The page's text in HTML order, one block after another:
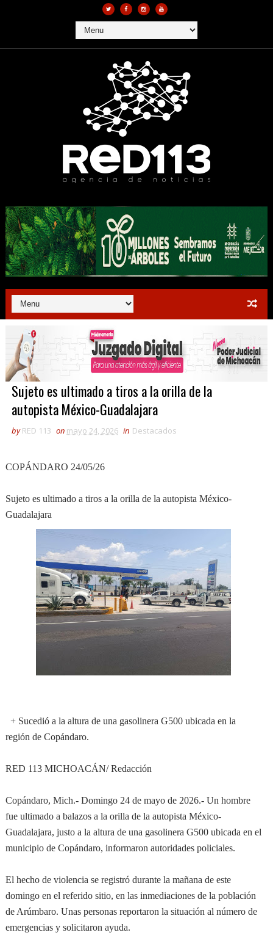
Sujeto es ultimado a tiros a la orilla de la
autopista México-Guadalajara
by RED 113 on mayo 24, 2026 in Destacados
COPÁNDARO 24/05/26
Sujeto es ultimado a tiros a la orilla de la autopista México-
Guadalajara
+ Sucedió a la altura de una gasolinera G500 ubicada en la
región de Copándaro.
RED 113 MICHOACÁN/ Redacción
Copándaro, Mich.- Domingo 24 de mayo de 2026.- Un hombre
fue ultimado a balazos a la orilla de la autopista México-
Guadalajara, justo a la altura de una gasolinera G500 ubicada en el
municipio de Copándaro, informaron autoridades policiales.
El hecho de violencia se registró durante la mañana de este
domingo en el referido sitio, en las inmediaciones de la población
de Arúmbaro. Unas personas reportaron la situación al número de
emergencias y solicitaron ayuda.